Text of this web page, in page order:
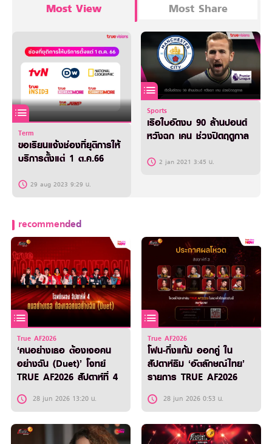
Most View Most Share
Term
ขอเรียนแจ้งช่องที่ยุติการให้
บริการตั้งแต่ 1 ต.ค.66
29 aug 2023 9:29 น.
Sports
เรือใบอัดงบ 90 ล้านปอนด์
หวังฉก เคน ช่วงปิดฤดูกาล
2 jan 2021 3:45 น.
recommended
True AF2026
‘คนอย่างเธอ ต้องเจอคน
อย่างฉัน (Duet)’ โจทย์
TRUE AF2026 สัปดาห์ที่ 4
28 jun 2026 13:20 น.
True AF2026
โฟน-กิ่งแก้ม ออกคู่ ใน
สัปดาห์ธีม ‘อัตลักษณ์ไทย’
รายการ TRUE AF2026
28 jun 2026 0:53 น.